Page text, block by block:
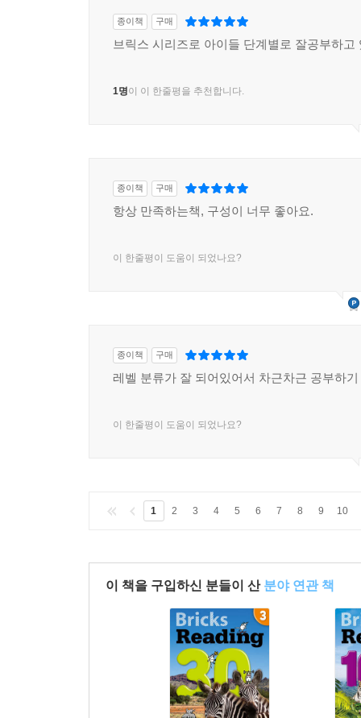
종이책 구매
브릭스 시리즈로 아이들 단계별로 잘공부하고
1명이 이 한줄평을 추천합니다.
종이책 구매
항상 만족하는책, 구성이 너무 좋아요.
이 한줄평이 도움이 되었나요?
종이책 구매
레벨 분류가 잘 되어있어서 차근차근 공부하
이 한줄평이 도움이 되었나요?
1 2 3 4 5 6 7 8 9 10
이 책을 구입하신 분들이 산 분야 연관 책